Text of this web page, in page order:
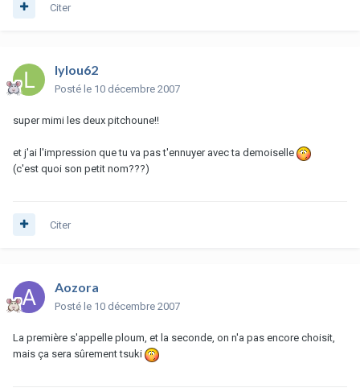
Citer
lylou62
Posté le 10 décembre 2007
super mimi les deux pitchoune!!
et j'ai l'impression que tu va pas t'ennuyer avec ta demoiselle
(c'est quoi son petit nom???)
Citer
Aozora
Posté le 10 décembre 2007
La première s'appelle ploum, et la seconde, on n'a pas encore choisit,
mais ça sera sûrement tsuki